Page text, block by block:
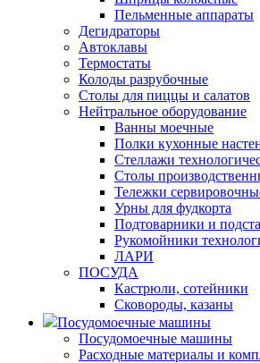
Пельменные аппараты
Дегидраторы
Автоклавы
Термостаты
Колоды разрубочные
Столы для пиццы и салатов
Нейтральное оборудование
Ванны моечные
Полки кухонные
Стеллажи
Столы
Тележки
Урны для фудкорта
Подтоварники и
Рукомойники
ЛАРИ
ПОСУДА
Кастрюли, сотейники
Сковороды, казаны
Посудомоечные машины
Посудомоечные машины
Расходные материалы и